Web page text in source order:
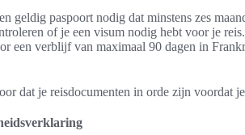
geldig paspoort nodig dat minstens zes
of je een visum nodig hebt voor je
een verblijf van maximaal 90 dagen in
dat je reisdocumenten in orde zijn voordat